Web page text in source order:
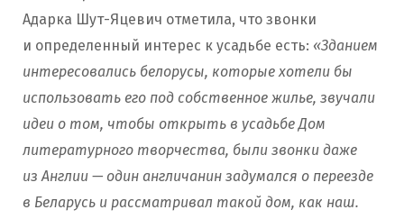
Адарка Шут-Яцевич отметила, что звонки
и определенный интерес к усадьбе есть: «Зданием
интересовались белорусы, которые хотели бы
использовать его под собственное жилье, звучали
идеи о том, чтобы открыть в усадьбе Дом
литературного творчества, были звонки даже
из Англии — один англичанин задумался о переезде
в Беларусь и рассматривал такой дом, как наш.